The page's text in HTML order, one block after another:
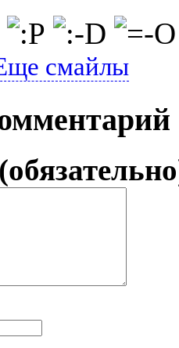
смайлы